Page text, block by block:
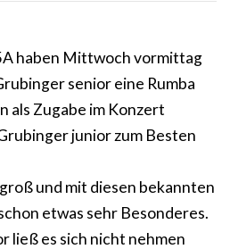
haben Mittwoch vormittag
senior eine Rumba
als Zugabe im Konzert
junior zum Besten
und mit diesen bekannten
etwas sehr Besonderes.
ließ es sich nicht nehmen